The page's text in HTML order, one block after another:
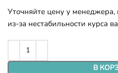
Уточняйте цену у менеджера,
из-за нестабильности курса
В